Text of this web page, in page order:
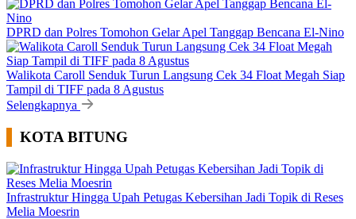
DPRD dan Polres Tomohon Gelar Apel Tanggap Bencana El-Nino
Walikota Caroll Senduk Turun Langsung Cek 34 Float Megah Siap
Tampil di TIFF pada 8 Agustus
Selengkapnya
KOTA BITUNG
Infrastruktur Hingga Upah Petugas Kebersihan Jadi Topik di Reses
Melia Moesrin